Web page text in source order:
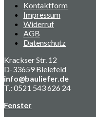
Kontaktform
Impressum
Widerruf
AGB
Datenschutz
Krackser Str. 12
D-33659 Bielefeld
info@bauliefer.de
T.: 0521 543 626 24
Fenster